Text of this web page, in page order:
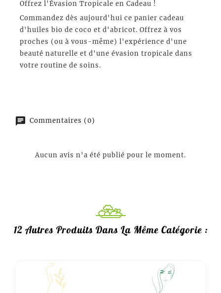
Offrez l'Évasion Tropicale en Cadeau !
Commandez dès aujourd'hui ce panier cadeau
d'huiles bio de coco et d'abricot. Offrez à vos
proches (ou à vous-même) l'expérience d'une
beauté naturelle et d'une évasion tropicale dans
votre routine de soins.
Commentaires (0)
Aucun avis n'a été publié pour le moment.
12 Autres Produits Dans La Même Catégorie :